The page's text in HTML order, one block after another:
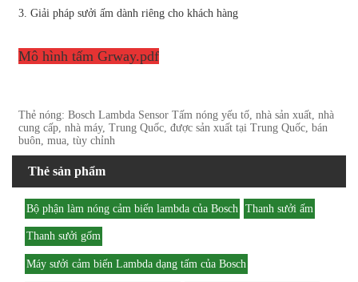
3. Giải pháp sưởi ấm dành riêng cho khách hàng
Mô hình tấm Grway.pdf
Thẻ nóng: Bosch Lambda Sensor Tấm nóng yếu tố, nhà sản xuất, nhà
cung cấp, nhà máy, Trung Quốc, được sản xuất tại Trung Quốc, bán
buôn, mua, tùy chỉnh
Thẻ sản phẩm
Bộ phận làm nóng cảm biến lambda của Bosch Thanh sưởi ấm
Thanh sưởi gốm
Máy sưởi cảm biến Lambda dạng tấm của Bosch